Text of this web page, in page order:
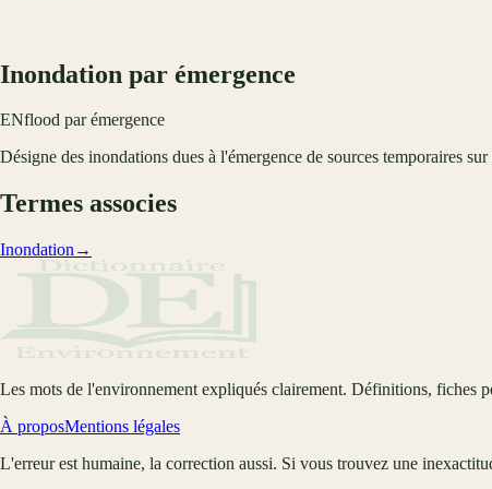
Inondation par émergence
ENflood par émergence
Désigne des inondations dues à l'émergence de sources temporaires
Termes associes
Inondation →
Les mots de l'environnement expliqués clairement. Définitions, fiches
À proposMentions légales
L'erreur est humaine, la correction aussi. Si vous trouvez une